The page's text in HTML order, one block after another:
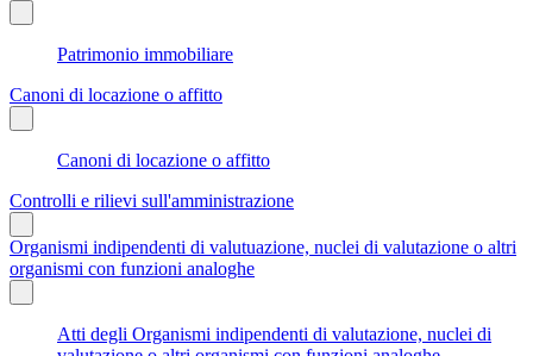
Patrimonio immobiliare
Canoni di locazione o affitto
Canoni di locazione o affitto
Controlli e rilievi sull'amministrazione
Organismi indipendenti di valutuazione, nuclei di valutazione o altri
organismi con funzioni analoghe
Atti degli Organismi indipendenti di valutazione, nuclei di